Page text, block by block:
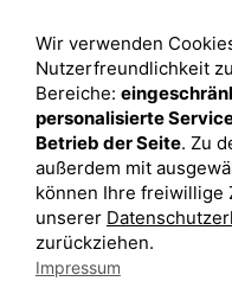
Depot eröffnen
Depot vergleichen
Junior Depot
Top-Seller-Fonds
Top-Fonds
Fonds-Suche
Wir verwenden
Nutzerfreundlichkeit
Bereiche:
personalisierte
Betrieb der Seite. Zu
außerdem mit
können Ihre freiwillige
unserer
zurückziehen.
Impressum